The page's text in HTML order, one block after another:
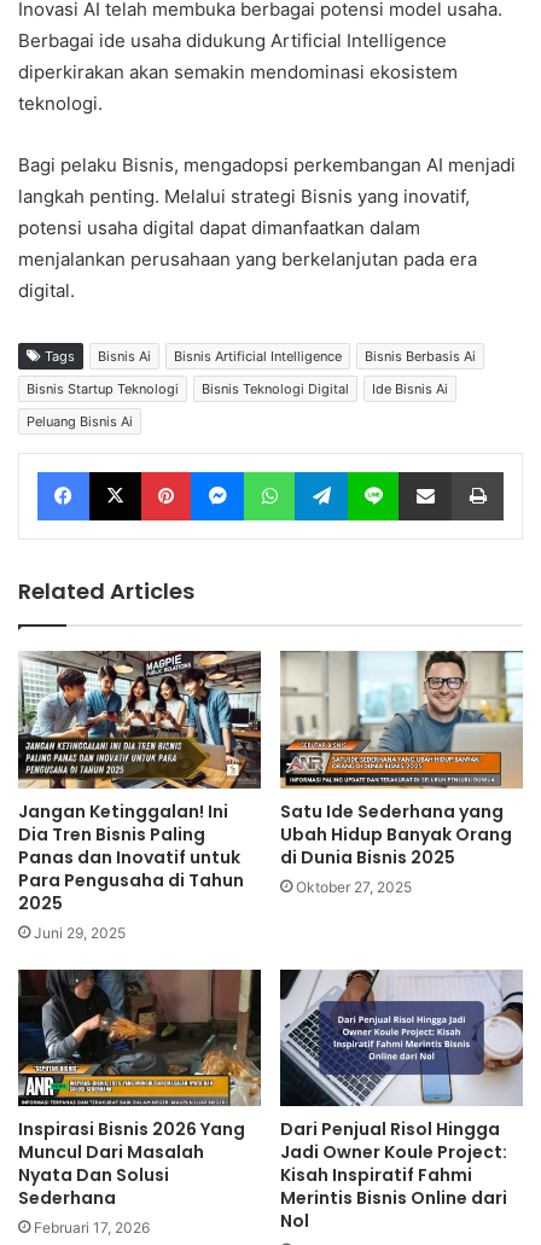
Inovasi AI telah membuka berbagai potensi model usaha.
Berbagai ide usaha didukung Artificial Intelligence
diperkirakan akan semakin mendominasi ekosistem
teknologi.
Bagi pelaku Bisnis, mengadopsi perkembangan AI menjadi
langkah penting. Melalui strategi Bisnis yang inovatif,
potensi usaha digital dapat dimanfaatkan dalam
menjalankan perusahaan yang berkelanjutan pada era
digital.
Tags Bisnis Ai Bisnis Artificial Intelligence
Bisnis Berbasis Ai
Bisnis Startup Teknologi
Bisnis Teknologi Digital
Ide Bisnis Ai
Peluang Bisnis Ai
Facebook X Pinterest Messenger WhatsApp Telegram Line Share via Email
Related Articles
Jangan Ketinggalan! Ini
Dia Tren Bisnis Paling
Panas dan Inovatif untuk
Para Pengusaha di Tahun
2025
Juni 29, 2025
Satu Ide Sederhana yang
Ubah Hidup Banyak Orang
di Dunia Bisnis 2025
Oktober 27, 2025
Inspirasi Bisnis 2026 Yang
Muncul Dari Masalah
Nyata Dan Solusi
Sederhana
Februari 17, 2026
Dari Penjual Risol Hingga
Jadi Owner Koule Project:
Kisah Inspiratif Fahmi
Merintis Bisnis Online dari
Nol